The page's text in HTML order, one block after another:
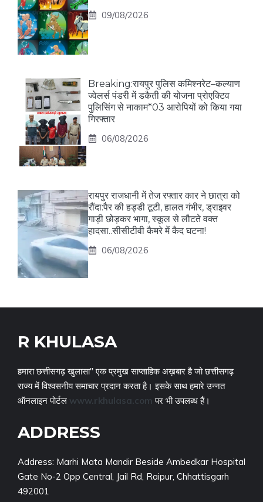
09/08/2026
Breaking:रायपुर पुलिस कमिश्नरेट–कल्याण
ज्वेलर्स पंडरी में डकैती की योजना प्रोएक्टिव
पुलिसिंग से नाकाम*03 आरोपियों को किया गया
गिरफ्तार
06/08/2026
रायपुर राजधानी में तेज रफ्तार कार ने छात्रा को
रौंदा:पैर की हड्डी टूटी, हालत गंभीर, ड्राइवर
गाड़ी छोड़कर भागा, स्कूल से लौटते वक्त
हादसा..सीसीटीवी कैमरे में कैद घटना!
06/08/2026
R KHULASA
हमारा छत्तीसगढ़ खुलासा" एक प्रमुख साप्ताहिक अख़बार है जो छत्तीसगढ़
राज्य में विश्वसनीय समाचार प्रदान करता है। इसके साथ हमारे उन्नत
ऑनलाइन पोर्टल www.rkhulasa.com पर भी उपलब्ध हैं।
ADDRESS
Address: Marhi Mata Mandir Beside Ambedkar Hospital
Gate No-2 Opp Central, Jail Rd, Raipur, Chhattisgarh
492001